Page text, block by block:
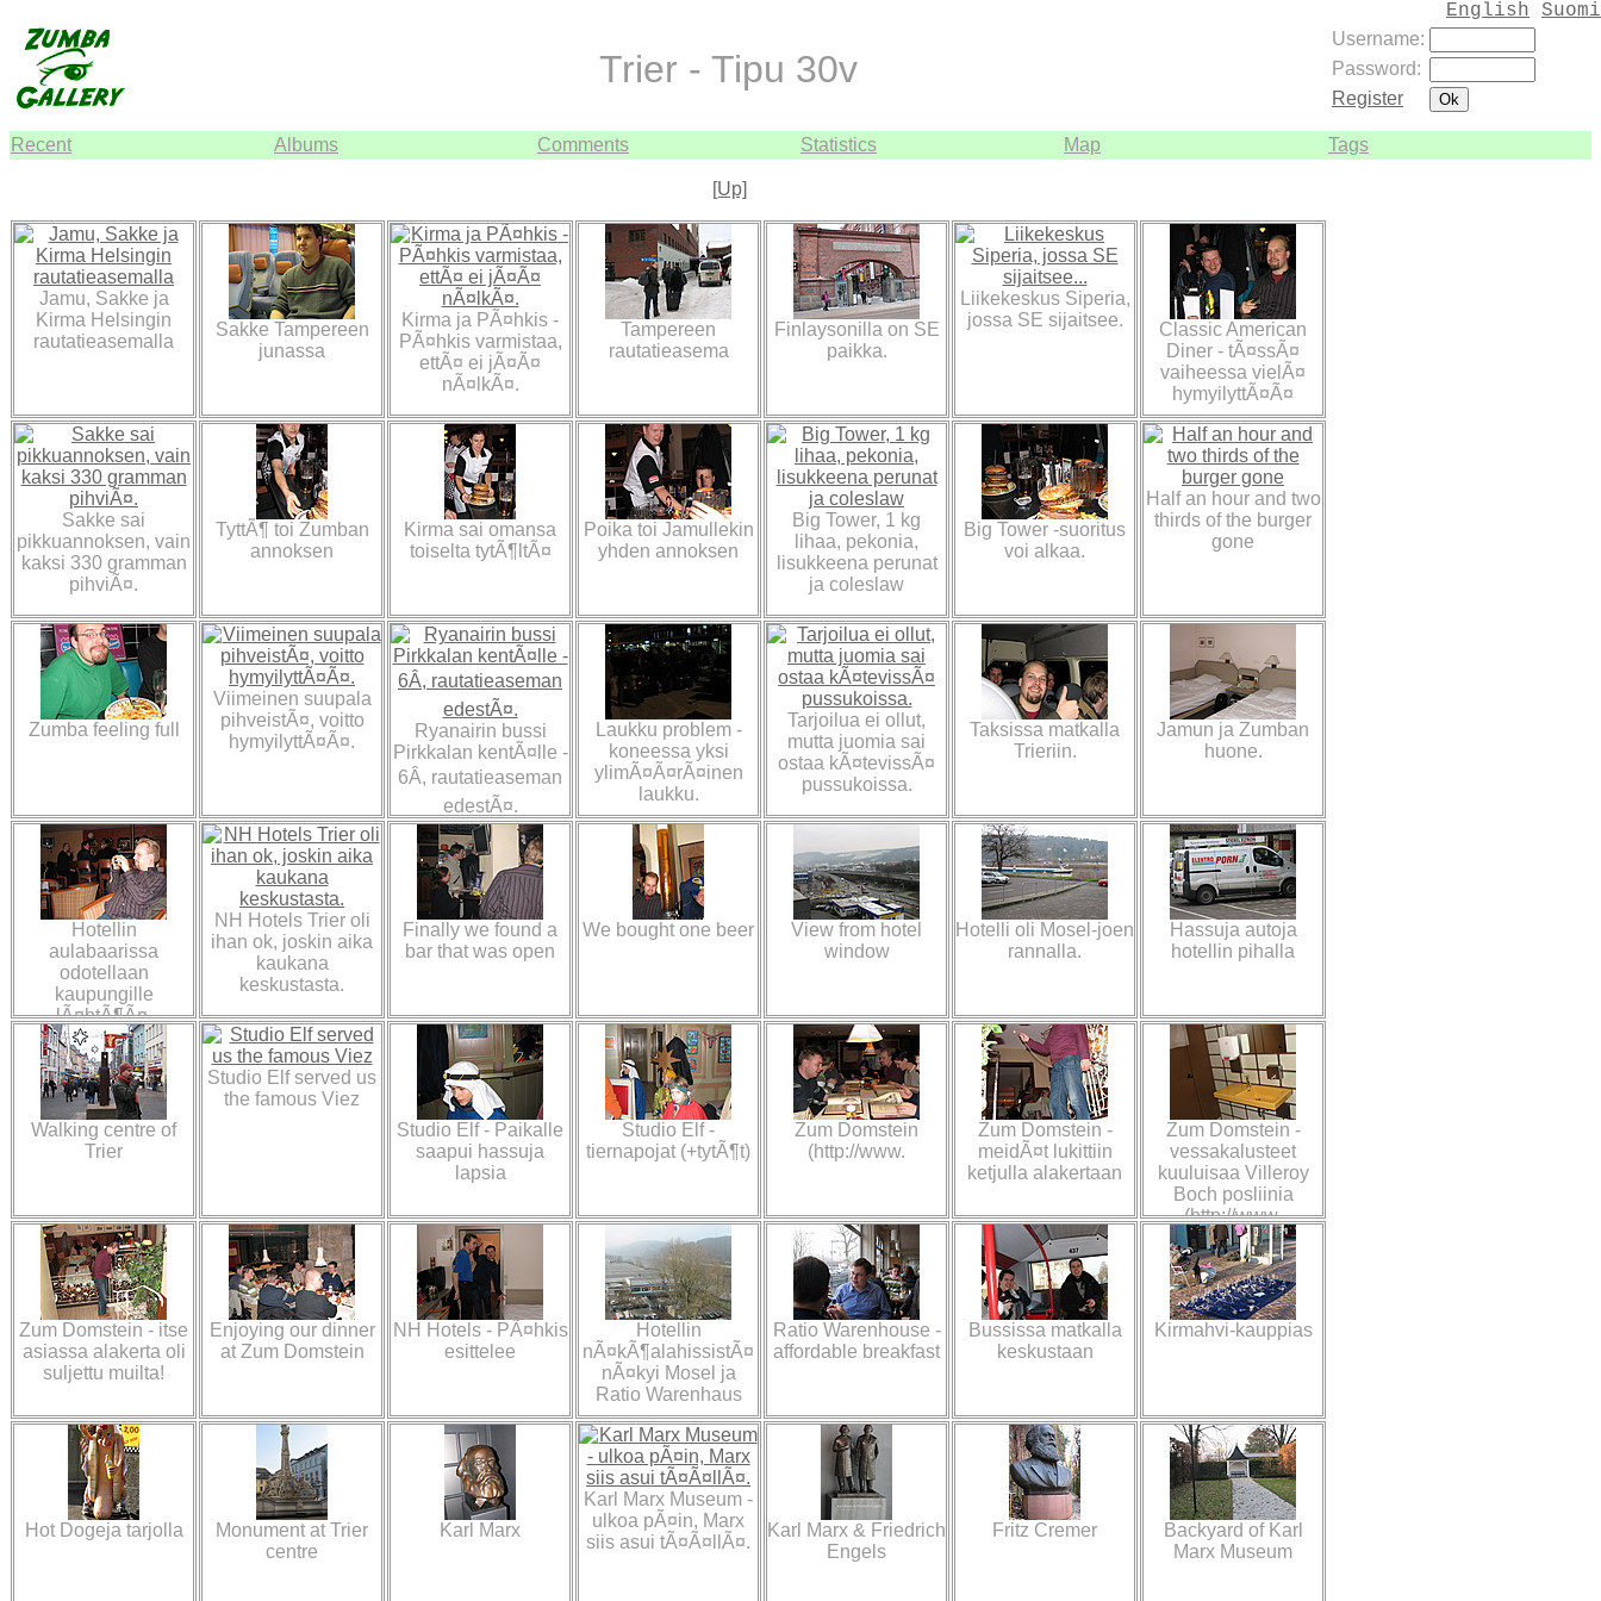
Trier - Tipu 30v
Username:
Password:
Register
Recent Albums Comments Statistics Map Tags
[Up]
Jamu, Sakke ja
Kirma Helsingin
rautatieasemalla
Sakke Tampereen
junassa
Kirma ja PÃ¤hkis -
PÃ¤hkis varmistaa,
ettÃ¤ ei jÃ¤Ã¤
nÃ¤lkÃ¤.
Tampereen
rautatieasema
Finlaysonilla on SE
paikka.
Liikekeskus Siperia,
jossa SE sijaitsee.
Classic American
Diner - tÃ¤ssÃ¤
vaiheessa vielÃ¤
hymyilyttÃ¤Ã¤
Sakke sai
pikkuannoksen, vain
kaksi 330 gramman
pihviÃ¤.
TyttÃ¶ toi Zumban
annoksen
Kirma sai omansa
toiselta tytÃ¶ltÃ¤
Poika toi Jamullekin
yhden annoksen
Big Tower, 1 kg
lihaa, pekonia,
lisukkeena perunat
ja coleslaw
Big Tower -suoritus
voi alkaa.
Half an hour and two
thirds of the burger
gone
Zumba feeling full
Viimeinen suupala
pihveistÃ¤, voitto
hymyilyttÃ¤Ã¤.
Ryanairin bussi
Pirkkalan kentÃ¤lle -
6Â, rautatieaseman
edestÃ¤.
Laukku problem -
koneessa yksi
ylimÃ¤Ã¤rÃ¤inen
laukku.
Tarjoilua ei ollut,
mutta juomia sai
ostaa kÃ¤tevissÃ¤
pussukoissa.
Taksissa matkalla
Trieriin.
Jamun ja Zumban
huone.
Hotellin
aulabaarissa
odotellaan
kaupungille
lÃ¤htÃ¶Ã¤.
NH Hotels Trier oli
ihan ok, joskin aika
kaukana
keskustasta.
Finally we found a
bar that was open
We bought one beer
View from hotel
window
Hotelli oli Mosel-joen
rannalla.
Hassuja autoja
hotellin pihalla
Walking centre of
Trier
Studio Elf served us
the famous Viez
Studio Elf - Paikalle
saapui hassuja
lapsia
Studio Elf -
tiernapojat (+tytÃ¶t)
Zum Domstein
(http://www.
Zum Domstein -
meidÃ¤t lukittiin
ketjulla alakertaan
Zum Domstein -
vessakalusteet
kuuluisaa Villeroy
Boch posliinia
(http://www.
Zum Domstein - itse
asiassa alakerta oli
suljettu muilta!
Enjoying our dinner
at Zum Domstein
NH Hotels - PÃ¤hkis
esittelee
Hotellin
nÃ¤kÃ¶alahissistÃ¤
nÃ¤kyi Mosel ja
Ratio Warenhaus
Ratio Warenhouse -
affordable breakfast
Bussissa matkalla
keskustaan
Kirmahvi-kauppias
Hot Dogeja tarjolla
Monument at Trier
centre
Karl Marx
Karl Marx Museum -
ulkoa pÃ¤in, Marx
siis asui tÃ¤Ã¤llÃ¤.
Karl Marx & Friedrich
Engels
Fritz Cremer
Backyard of Karl
Marx Museum
English Suomi